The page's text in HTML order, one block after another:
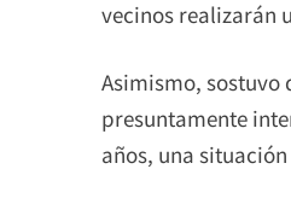
vecinos realizarán
Asimismo, sostuvo
presuntamente
años, una